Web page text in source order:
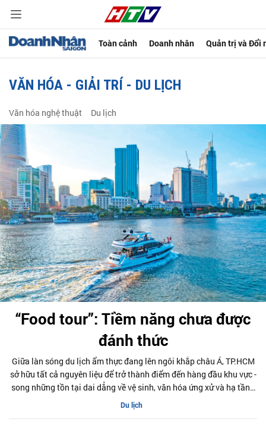
Toàn cảnh Doanh nhân Quản trị và Đổi
VĂN HÓA - GIẢI TRÍ - DU LỊCH
Văn hóa nghệ thuật Du lịch
“Food tour”: Tiềm năng chưa được
đánh thức
Giữa làn sóng du lịch ẩm thực đang lên ngôi khắp châu Á, TP.HCM
sở hữu tất cả nguyên liệu để trở thành điểm đến hàng đầu khu vực -
song những tồn tại dai dẳng về vệ sinh, văn hóa ứng xử và hạ tầng
đô thị đang kìm hãm Thành phố đứng mãi ở ngưỡng cửa của tiềm
năng.
Du lịch